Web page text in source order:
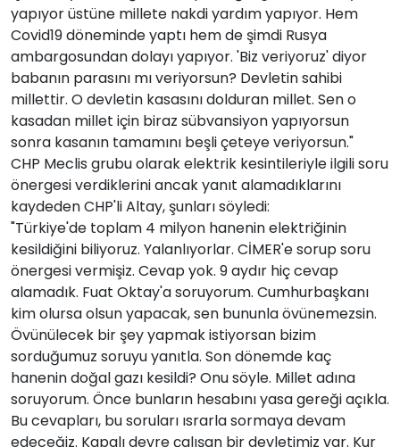
yapıyor üstüne millete nakdi yardım yapıyor. Hem
Covid19 döneminde yaptı hem de şimdi Rusya
ambargosundan dolayı yapıyor. 'Biz veriyoruz' diyor
babanın parasını mı veriyorsun? Devletin sahibi
millettir. O devletin kasasını dolduran millet. Sen o
kasadan millet için biraz sübvansiyon yapıyorsun
sonra kasanın tamamını beşli çeteye veriyorsun."
CHP Meclis grubu olarak elektrik kesintileriyle ilgili soru
önergesi verdiklerini ancak yanıt alamadıklarını
kaydeden CHP'li Altay, şunları söyledi:
"Türkiye'de toplam 4 milyon hanenin elektriğinin
kesildiğini biliyoruz. Yalanlıyorlar. CİMER'e sorup soru
önergesi vermişiz. Cevap yok. 9 aydır hiç cevap
alamadık. Fuat Oktay'a soruyorum. Cumhurbaşkanı
kim olursa olsun yapacak, sen bununla övünemezsin.
Övünülecek bir şey yapmak istiyorsan bizim
sorduğumuz soruyu yanıtla. Son dönemde kaç
hanenin doğal gazı kesildi? Onu söyle. Millet adına
soruyorum. Önce bunların hesabını yasa gereği açıkla.
Bu cevapları, bu soruları ısrarla sormaya devam
edeceğiz. Kapalı devre çalışan bir devletimiz var. Kur